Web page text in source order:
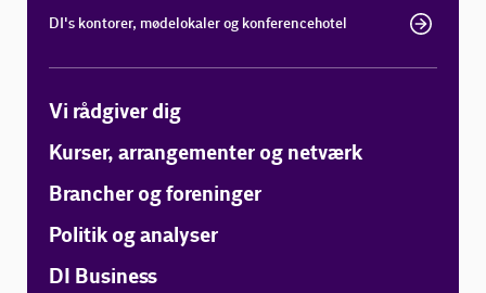
DI's kontorer, mødelokaler og konferencehotel
Vi rådgiver dig
Kurser, arrangementer og netværk
Brancher og foreninger
Politik og analyser
DI Business